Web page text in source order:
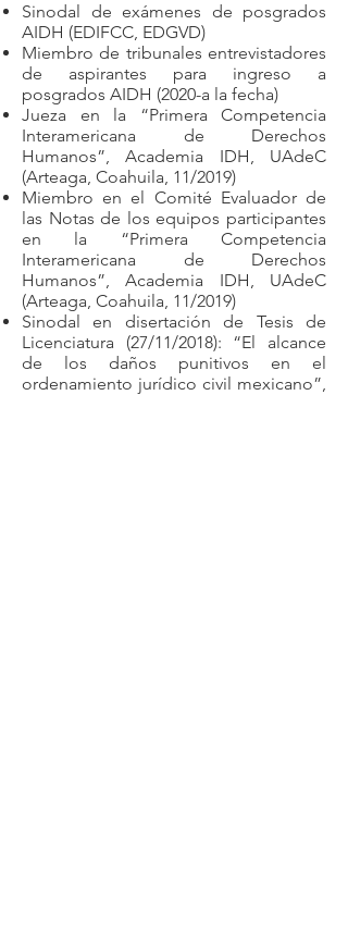
Sinodal de exámenes de posgrados
AIDH (EDIFCC, EDGVD)
Miembro de tribunales entrevistadores
de aspirantes para ingreso a
posgrados AIDH (2020-a la fecha)
Jueza en la “Primera Competencia
Interamericana de Derechos
Humanos”, Academia IDH, UAdeC
(Arteaga, Coahuila, 11/2019)
Miembro en el Comité Evaluador de
las Notas de los equipos participantes
en la “Primera Competencia
Interamericana de Derechos
Humanos”, Academia IDH, UAdeC
(Arteaga, Coahuila, 11/2019)
Sinodal en disertación de Tesis de
Licenciatura (27/11/2018): “El alcance
de los daños punitivos en el
ordenamiento jurídico civil mexicano”,